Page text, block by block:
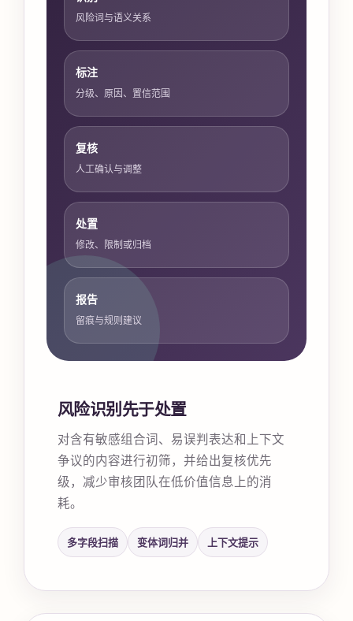
风险词与语义关系
标注
分级、原因、置信范围
复核
人工确认与调整
处置
修改、限制或归档
报告
留痕与规则建议
风险识别先于处置
对含有敏感组合词、易误判表达和上下文
争议的内容进行初筛，并给出复核优先
级，减少审核团队在低价值信息上的消
耗。
多字段扫描 变体词归并 上下文提示